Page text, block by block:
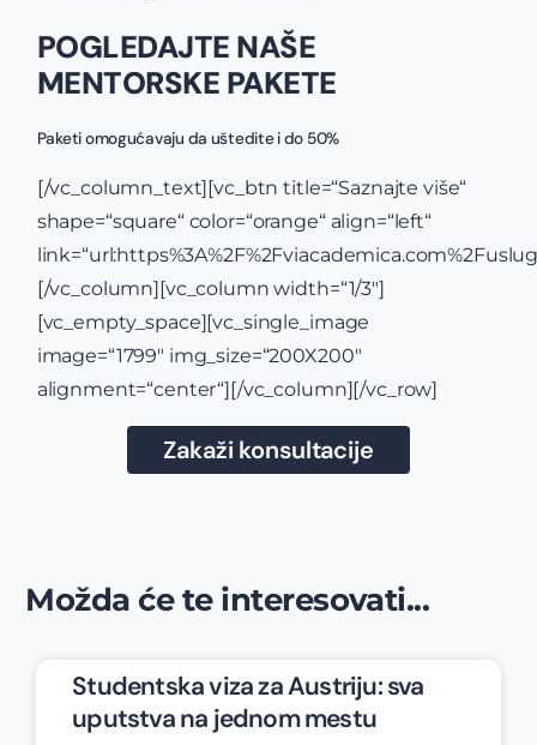
POGLEDAJTE NAŠE
MENTORSKE PAKETE
Paketi omogućavaju da uštedite i do 50%
[/vc_column_text][vc_btn title=“Saznajte više“
shape=“square“ color=“orange“ align=“left“
[/vc_column][vc_column width=“1/3″]
[vc_empty_space][vc_single_image
image=“1799″ img_size=“200X200″
alignment=“center“][/vc_column][/vc_row]
Zakaži konsultacije
Možda će te interesovati...
Studentska viza za Austriju: sva
uputstva na jednom mestu